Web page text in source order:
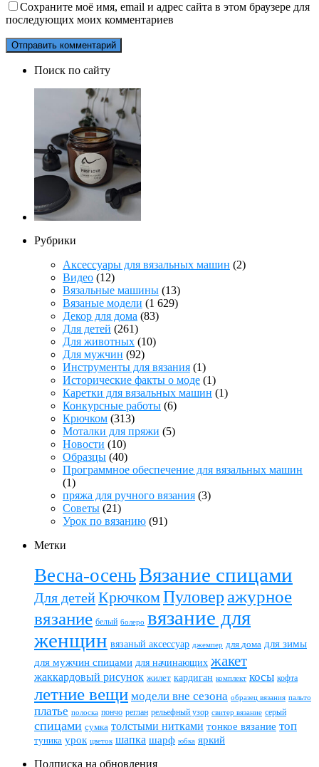
Сохраните моё имя, email и адрес сайта в этом браузере для
последующих моих комментариев
Поиск по сайту
Рубрики
Аксессуары для вязальных машин (2)
Видео (12)
Вязальные машины (13)
Вязаные модели (1 629)
Декор для дома (83)
Для детей (261)
Для животных (10)
Для мужчин (92)
Инструменты для вязания (1)
Исторические факты о моде (1)
Каретки для вязальных машин (1)
Конкурсные работы (6)
Крючком (313)
Моталки для пряжи (5)
Новости (10)
Образцы (40)
Программное обеспечение для вязальных машин
(1)
пряжа для ручного вязания (3)
Советы (21)
Урок по вязанию (91)
Метки
Весна-осеньВязание спицами
Для детейКрючкомПуловер ажурное
вязание белый болеро вязание для
женщин вязаный аксессуар джемпер для дома для зимы
для мужчин спицами для начинающих жакет
жаккардовый рисунок жилет кардиган комплект косы кофта
летние вещи модели вне сезона образец вязания пальто
платье полоска пончо реглан рельефный узор свитер вязание серый
спицами сумка толстыми нитками тонкое вязание топ
туника урок цветок шапка шарф юбка яркий
Подписка на обновления